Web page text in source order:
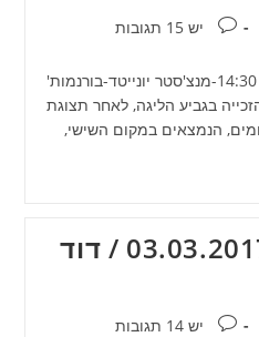
תגובות:
יש 15 תגובות
כדורגל: פרמיירליג - מחזור 24: 14:30-מנצ'סטר יונייטד-בורנמות'
על הזכייה בגביע הליגה, לאחר תצוגת
הנמצאים במקום השישי,
אירועי דיומא – 03.03.2017 / דוד
תגובות:
יש 14 תגובות